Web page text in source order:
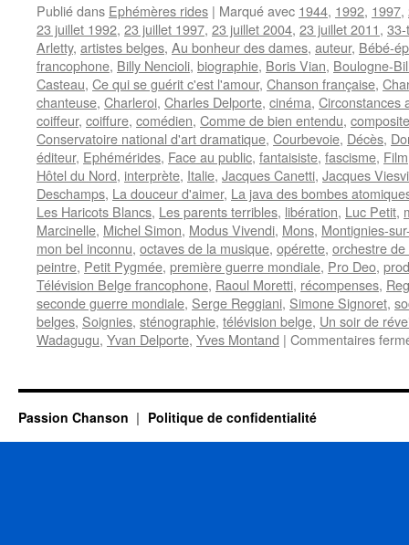
Publié dans Ephémères rides | Marqué avec 1944, 1992, 1997,
23 juillet 1992, 23 juillet 1997, 23 juillet 2004, 23 juillet 2011,
Arletty, artistes belges, Au bonheur des dames, auteur, Bébé-
francophone, Billy Nencioli, biographie, Boris Vian, Boulogne-
Casteau, Ce qui se guérit c'est l'amour, Chanson française,
chanteuse, Charleroi, Charles Delporte, cinéma, Circonstances
coiffeur, coiffure, comédien, Comme de bien entendu,
Conservatoire national d'art dramatique, Courbevoie, Décès,
éditeur, Ephémérides, Face au public, fantaisiste, fascisme, Film
Hôtel du Nord, interprète, Italie, Jacques Canetti, Jacques
Deschamps, La douceur d'aimer, La java des bombes
Les Haricots Blancs, Les parents terribles, libération, Luc Petit,
Marcinelle, Michel Simon, Modus Vivendi, Mons, Montignies-
mon bel inconnu, octaves de la musique, opérette, orchestre
peintre, Petit Pygmée, première guerre mondiale, Pro Deo,
Télévision Belge francophone, Raoul Moretti, récompenses,
seconde guerre mondiale, Serge Reggiani, Simone Signoret,
belges, Soignies, sténographie, télévision belge, Un soir de
Wadagugu, Yvan Delporte, Yves Montand | Commentaires
Passion Chanson Politique de confidentialité